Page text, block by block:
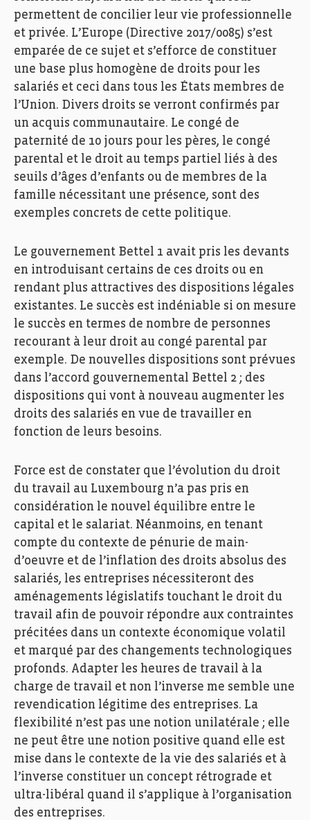
permettent de concilier leur vie professionnelle
et privée. L’Europe (Directive 2017/0085) s’est
emparée de ce sujet et s’efforce de constituer
une base plus homogène de droits pour les
salariés et ceci dans tous les États membres de
l’Union. Divers droits se verront confirmés par
un acquis communautaire. Le congé de
paternité de 10 jours pour les pères, le congé
parental et le droit au temps partiel liés à des
seuils d’âges d’enfants ou de membres de la
famille nécessitant une présence, sont des
exemples concrets de cette politique.
Le gouvernement Bettel 1 avait pris les devants
en introduisant certains de ces droits ou en
rendant plus attractives des dispositions légales
existantes. Le succès est indéniable si on mesure
le succès en termes de nombre de personnes
recourant à leur droit au congé parental par
exemple. De nouvelles dispositions sont prévues
dans l’accord gouvernemental Bettel 2 ; des
dispositions qui vont à nouveau augmenter les
droits des salariés en vue de travailler en
fonction de leurs besoins.
Force est de constater que l’évolution du droit
du travail au Luxembourg n’a pas pris en
considération le nouvel équilibre entre le
capital et le salariat. Néanmoins, en tenant
compte du contexte de pénurie de main-
d’oeuvre et de l’inflation des droits absolus des
salariés, les entreprises nécessiteront des
aménagements législatifs touchant le droit du
travail afin de pouvoir répondre aux contraintes
précitées dans un contexte économique volatil
et marqué par des changements technologiques
profonds. Adapter les heures de travail à la
charge de travail et non l’inverse me semble une
revendication légitime des entreprises. La
flexibilité n’est pas une notion unilatérale ; elle
ne peut être une notion positive quand elle est
mise dans le contexte de la vie des salariés et à
l’inverse constituer un concept rétrograde et
ultra-libéral quand il s’applique à l’organisation
des entreprises.